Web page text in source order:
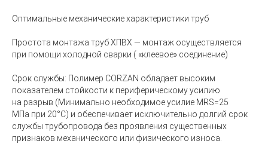
Оптимальные механические характеристики труб
Простота монтажа труб ХПВХ — монтаж осуществляется
при помощи холодной сварки ( «клеевое» соединение)
Срок службы: Полимер CORZAN обладает высоким
показателем стойкости к периферическому усилию
на разрыв (Минимально необходимое усилие MRS=25
МПа при 20°C) и обеспечивает исключительно долгий срок
службы трубопровода без проявления существенных
признаков механического или физического износа.